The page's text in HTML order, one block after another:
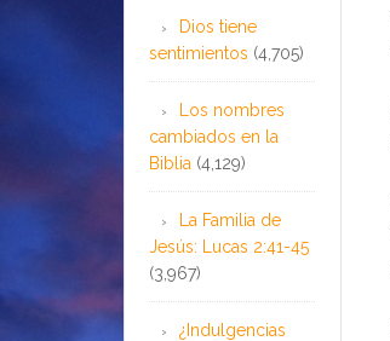
Dios tiene
sentimientos (4,705)
Los nombres
cambiados en la
Biblia (4,129)
La Familia de
Jesús: Lucas 2:41-45
(3,967)
¿Indulgencias